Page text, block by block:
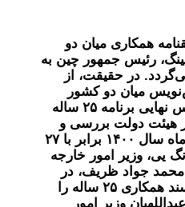
همکاری میان دو
رئیس جمهور چین به
سال ۱۳۹۴ باز می‌گردد. در حقیقت، از
پیش‌نویس میان دو کشور
مبادله شده بود. پیش‌نویس نهایی برنامه ۲۵ ساله
هیئت دولت بررسی و
تأیید و در هفتم فروردین ماه سال ١۴٠۰ برابر با ٢٧
سال ٢٠٢١، وانگ یی، وزیر امور خارجه
جواد ظریف، در
جریان دیداری در تهران سند همکاری ۲۵ ساله را
وزیر امور